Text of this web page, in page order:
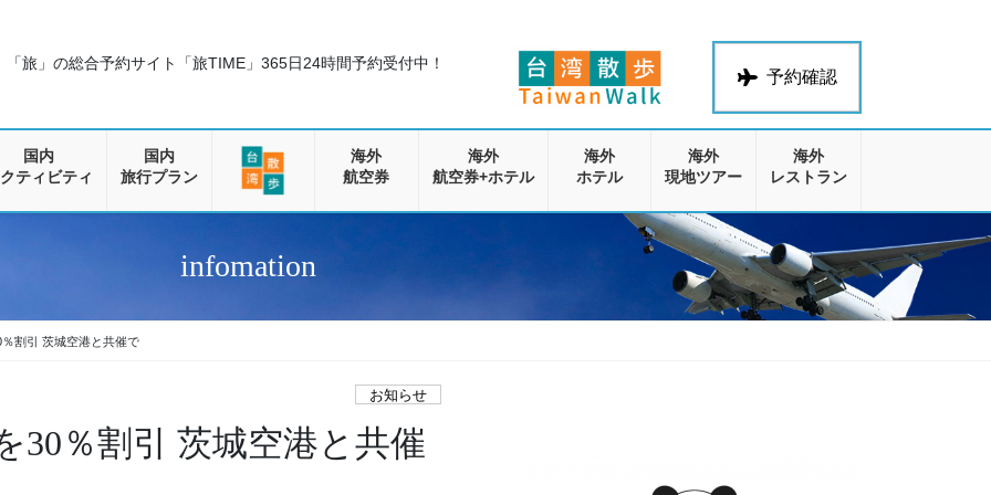
予約確認
「旅」の総合予約サイト「旅TIME」 365日24時間予約受付中！
国内
ティビティ
国内
旅行プラン
海外
航空券
海外
航空券+ホテル
海外
ホテル
海外
現地ツアー
海外
レストラン
infomation
割引 茨城空港と共催で
お知らせ
30％割引 茨城空港と共催